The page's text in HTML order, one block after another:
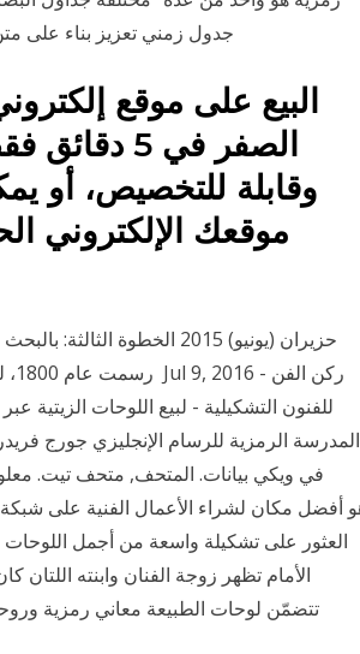
جدول زمني تعزيز بناء على
البيع على موقع
الصفر في
وقابلة للتخصيص، أو
موقعك الإلكتروني
للفنون التشكيلية - لبيع اللوحات الزيتية
المدرسة الرمزية للرسام الإنجليزي جورج
الأمام تظهر زوجة الفنان وابنته
تتضمّن لوحات الطبيعة معاني رمزية